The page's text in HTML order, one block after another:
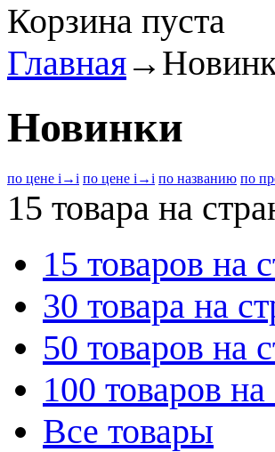
Корзина пуста
Главная→
Новинки
по цене i →i по цене i →i по названию по
15 товара на
15 товаров на
30 товара на
50 товаров на
100 товаров
Все товары